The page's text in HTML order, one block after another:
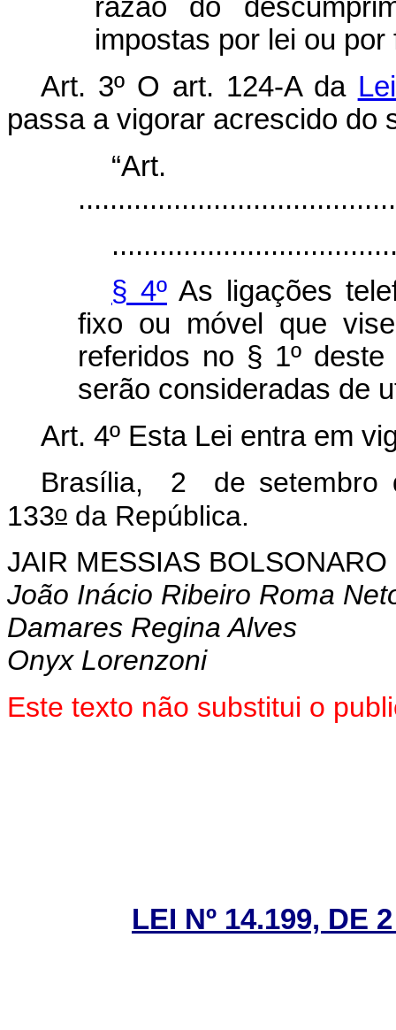
razão do
impostas por lei ou
Art. 3º O art. 124-A da
passa a vigorar acrescido do
“Art.
§ 4º As ligações
fixo ou móvel que
referidos no § 1º
serão consideradas de
Art. 4º Esta Lei entra em
Brasília, 2 de setembro
133o da República.
JAIR MESSIAS BOLSONARO
João Inácio Ribeiro Roma
Damares Regina Alves
Onyx Lorenzoni
Este texto não substitui o
LEI Nº 14.199, DE